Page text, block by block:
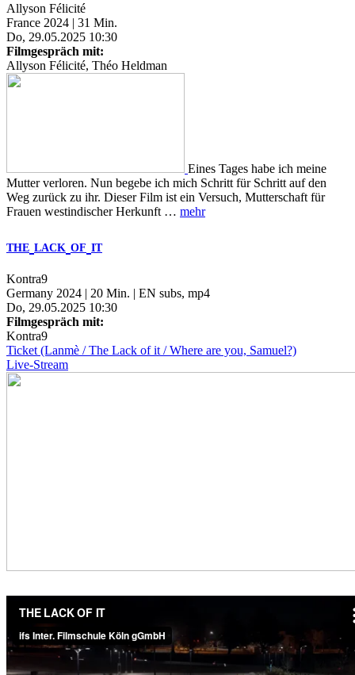
Allyson Félicité
France 2024 | 31 Min.
Do, 29.05.2025 10:30
Filmgespräch mit:
Allyson Félicité, Théo Heldman
Eines Tages habe ich meine
Mutter verloren. Nun begebe ich mich Schritt für Schritt auf den
Weg zurück zu ihr. Dieser Film ist ein Versuch, Mutterschaft für
Frauen westindischer Herkunft … mehr
THE LACK OF IT
Kontra9
Germany 2024 | 20 Min. | EN subs, mp4
Do, 29.05.2025 10:30
Filmgespräch mit:
Kontra9
Ticket (Lanmè / The Lack of it / Where are you, Samuel?)
Live-Stream